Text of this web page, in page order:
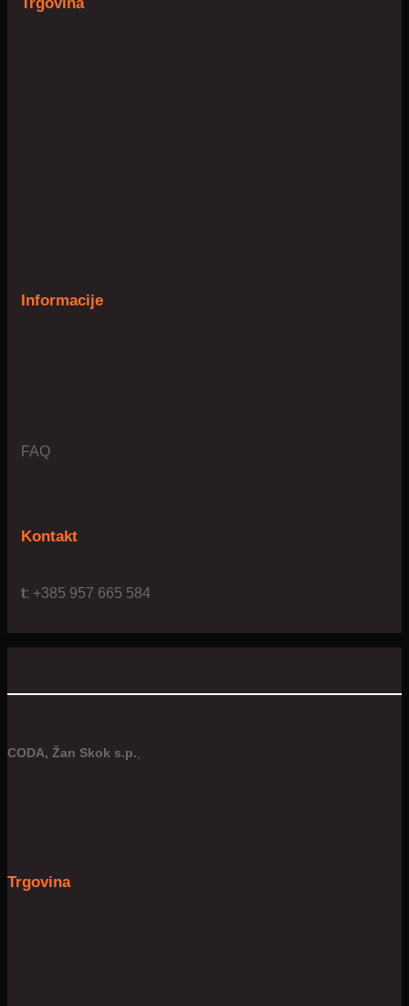
Informacije
FAQ
Kontakt
t: +385 957 665 584
CODA, Žan Skok s.p.,
Trgovina